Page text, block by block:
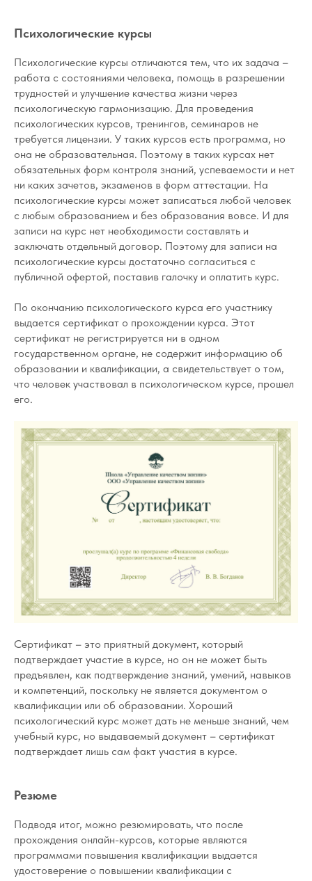
Психологические курсы
Психологические курсы отличаются тем, что их задача –
работа с состояниями человека, помощь в разрешении
трудностей и улучшение качества жизни через
психологическую гармонизацию. Для проведения
психологических курсов, тренингов, семинаров не
требуется лицензии. У таких курсов есть программа, но
она не образовательная. Поэтому в таких курсах нет
обязательных форм контроля знаний, успеваемости и нет
ни каких зачетов, экзаменов в форм аттестации. На
психологические курсы может записаться любой человек
с любым образованием и без образования вовсе. И для
записи на курс нет необходимости составлять и
заключать отдельный договор. Поэтому для записи на
психологические курсы достаточно согласиться с
публичной офертой, поставив галочку и оплатить курс.
По окончанию психологического курса его участнику
выдается сертификат о прохождении курса. Этот
сертификат не регистрируется ни в одном
государственном органе, не содержит информацию об
образовании и квалификации, а свидетельствует о том,
что человек участвовал в психологическом курсе, прошел
его.
Сертификат – это приятный документ, который
подтверждает участие в курсе, но он не может быть
предъявлен, как подтверждение знаний, умений, навыков
и компетенций, поскольку не является документом о
квалификации или об образовании. Хороший
психологический курс может дать не меньше знаний, чем
учебный курс, но выдаваемый документ – сертификат
подтверждает лишь сам факт участия в курсе.
Резюме
Подводя итог, можно резюмировать, что после
прохождения онлайн-курсов, которые являются
программами повышения квалификации выдается
удостоверение о повышении квалификации с